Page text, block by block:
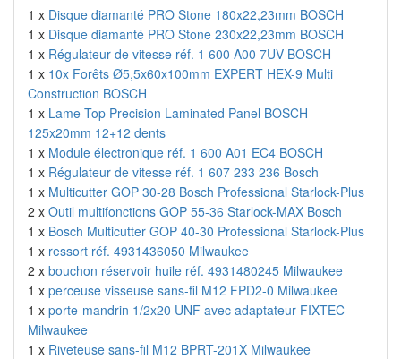
1 x Disque diamanté PRO Stone 180x22,23mm BOSCH
1 x Disque diamanté PRO Stone 230x22,23mm BOSCH
1 x Régulateur de vitesse réf. 1 600 A00 7UV BOSCH
1 x 10x Forêts Ø5,5x60x100mm EXPERT HEX-9 Multi
Construction BOSCH
1 x Lame Top Precision Laminated Panel BOSCH
125x20mm 12+12 dents
1 x Module électronique réf. 1 600 A01 EC4 BOSCH
1 x Régulateur de vitesse réf. 1 607 233 236 Bosch
1 x Multicutter GOP 30-28 Bosch Professional Starlock-Plus
2 x Outil multifonctions GOP 55-36 Starlock-MAX Bosch
1 x Bosch Multicutter GOP 40-30 Professional Starlock-Plus
1 x ressort réf. 4931436050 Milwaukee
2 x bouchon réservoir huile réf. 4931480245 Milwaukee
1 x perceuse visseuse sans-fil M12 FPD2-0 Milwaukee
1 x porte-mandrin 1/2x20 UNF avec adaptateur FIXTEC
Milwaukee
1 x Riveteuse sans-fil M12 BPRT-201X Milwaukee